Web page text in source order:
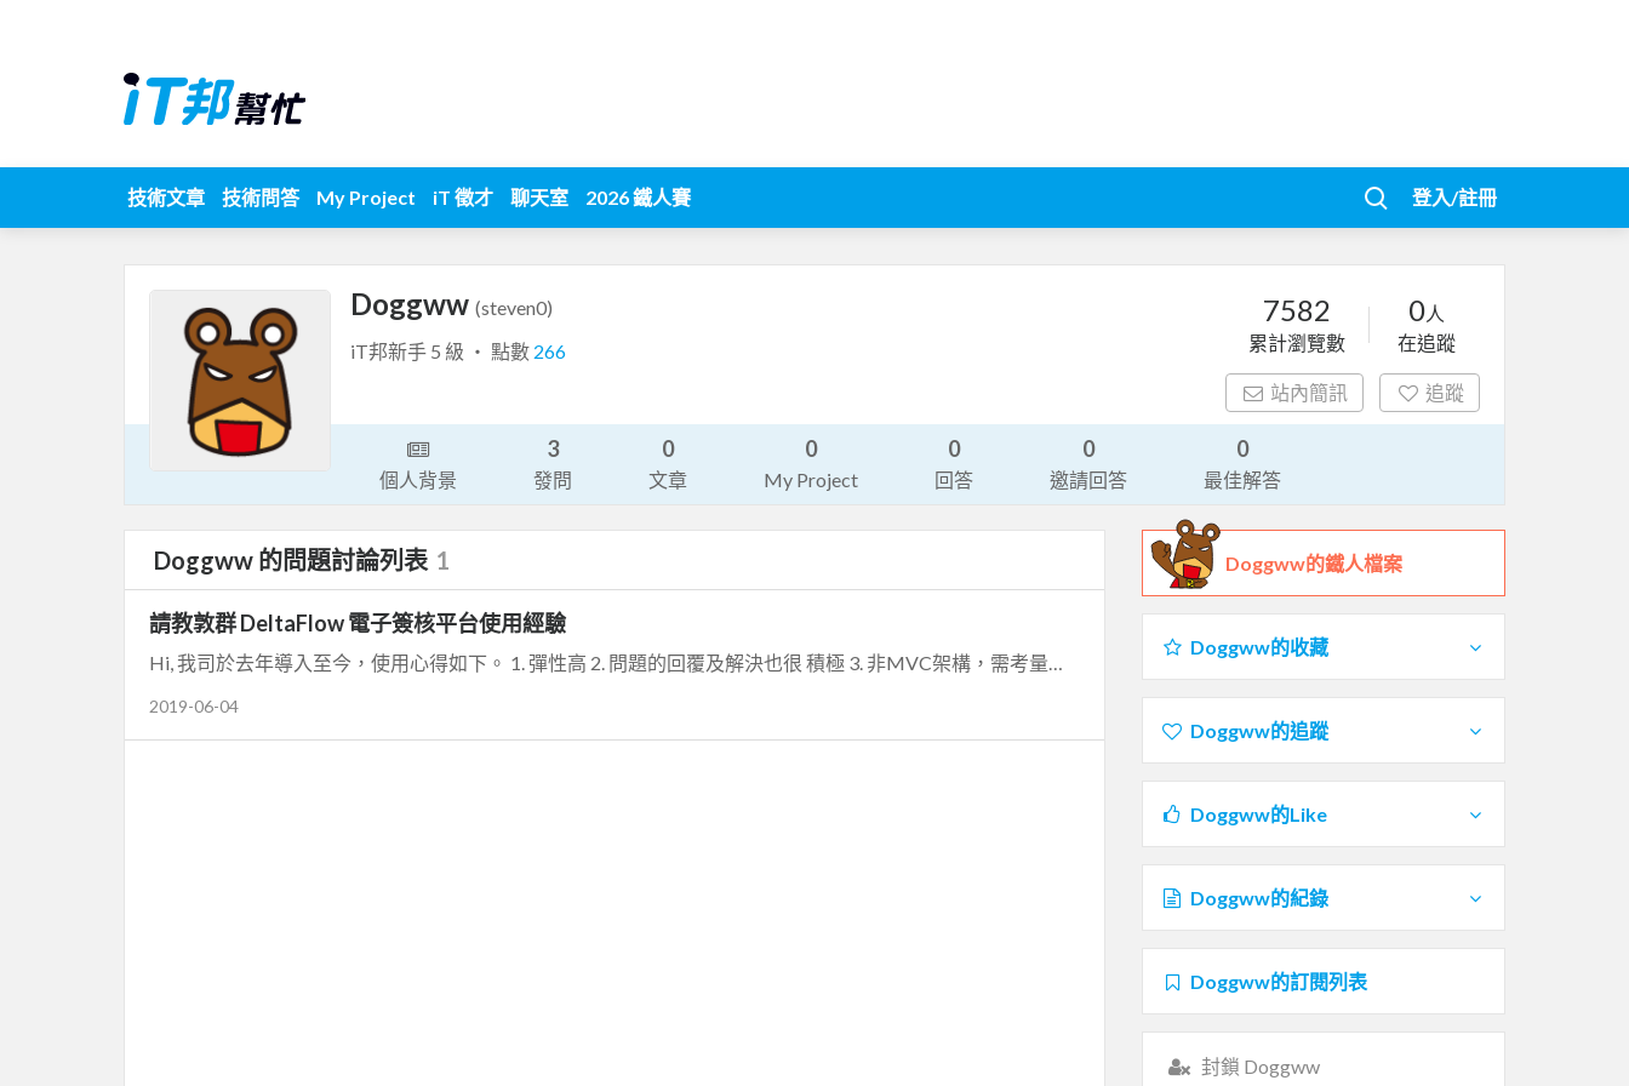
技術文章 技術問答 My Project iT 徵才 聊天室 2026 鐵人賽 登入/註冊
Doggww (steven0)
iT邦新手 5 級 ‧ 點數 266
7582
累計瀏覽數
0人
在追蹤
站內簡訊 追蹤
個人背景
3
發問
0
文章
0
My Project
0
回答
0
邀請回答
0
最佳解答
Doggww 的問題討論列表 1
請教敦群 DeltaFlow 電子簽核平台使用經驗
2019-06-04
Doggww的鐵人檔案
Doggww的收藏
Doggww的追蹤
Doggww的Like
Doggww的紀錄
Doggww的訂閱列表
封鎖 Doggww